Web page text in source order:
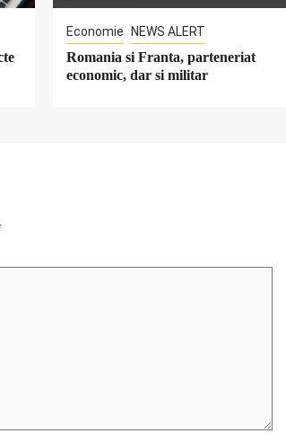
Economie NEWS ALERT
Romania si Franta, parteneriat
economic, dar si militar